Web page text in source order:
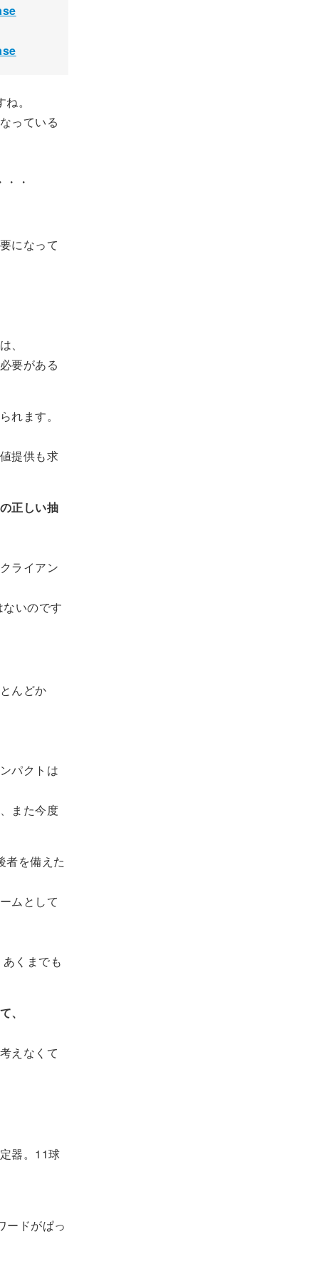
。
っている
・
になって
、
要がある
れます。
提供も求
正しい抽
ライアン
いのです
んどか
パクトは
また今度
者を備えた
ムとして
くまでも
、
えなくて
器。11球
ードがぱっ